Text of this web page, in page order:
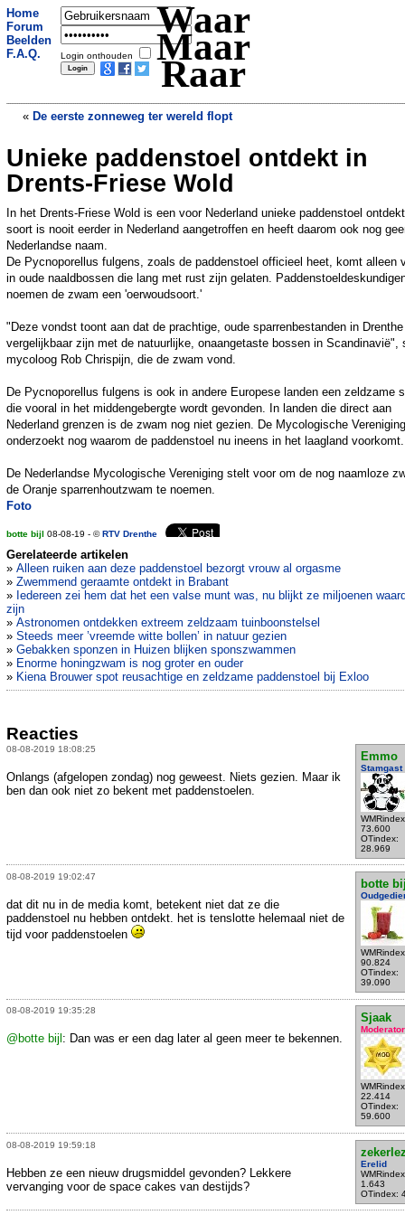
Home
Forum
Beelden
F.A.Q.
Login onthouden
Waar
Maar
Raar
« De eerste zonneweg ter wereld flopt
Indonesiër loopt 700 kilometer achteruit
om het regenwoud te redden. »
Unieke paddenstoel ontdekt in
Drents-Friese Wold
In het Drents-Friese Wold is een voor Nederland unieke paddenstoel
soort is nooit eerder in Nederland aangetroffen en heeft daarom ook nog
Nederlandse naam.
De Pycnoporellus fulgens, zoals de paddenstoel officieel heet, komt alleen
in oude naaldbossen die lang met rust zijn gelaten.
noemen de zwam een 'oerwoudsoort.'
"Deze vondst toont aan dat de prachtige, oude sparrenbestanden in
vergelijkbaar zijn met de natuurlijke, onaangetaste bossen in Scandinavië",
mycoloog Rob Chrispijn, die de zwam vond.
De Pycnoporellus fulgens is ook in andere Europese landen een zeldzame
die vooral in het middengebergte wordt gevonden. In landen die direct aan
Nederland grenzen is de zwam nog niet gezien. De Mycologische Vereniging
onderzoekt nog waarom de paddenstoel nu ineens in het laagland voorkomt.
De Nederlandse Mycologische Vereniging stelt voor om de nog naamloze
de Oranje sparrenhoutzwam te noemen.
Foto
botte bijl 08-08-19 - ©RTV Drenthe
Gerelateerde artikelen
» Alleen ruiken aan deze paddenstoel bezorgt vrouw al orgasme
» Zwemmend geraamte ontdekt in Brabant
» Iedereen zei hem dat het een valse munt was, nu blijkt ze miljoenen
zijn
» Astronomen ontdekken extreem zeldzaam tuinboonstelsel
» Steeds meer ’vreemde witte bollen’ in natuur gezien
» Gebakken sponzen in Huizen blijken sponszwammen
» Enorme honingzwam is nog groter en ouder
» Kiena Brouwer spot reusachtige en zeldzame paddenstoel bij Exloo
Reacties
08-08-2019 18:08:25
Emmo
Stamgast
73.600
OTindex:
28.969
Onlangs (afgelopen zondag) nog geweest. Niets gezien. Maar ik
ben dan ook niet zo bekent met paddenstoelen.
08-08-2019 19:02:47
botte
90.824
OTindex:
39.090
dat dit nu in de media komt, betekent niet dat ze die
paddenstoel nu hebben ontdekt. het is tenslotte helemaal niet de
tijd voor paddenstoelen
08-08-2019 19:35:28
Sjaak
Moderator
22.414
OTindex:
59.600
@botte bijl : Dan was er een dag later al geen meer te bekennen.
08-08-2019 19:59:18
Erelid
1.643
OTindex:
Hebben ze een nieuw drugsmiddel gevonden? Lekkere
vervanging voor de space cakes van destijds?